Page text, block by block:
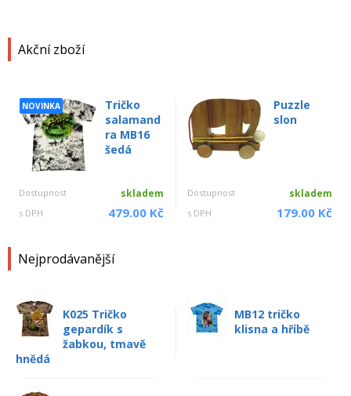
Akční zboží
NOVINKA
Tričko
salamand
ra MB16
šedá
Dostupnost skladem
s DPH 479.00 Kč
Puzzle
slon
Dostupnost skladem
s DPH 179.00 Kč
Nejprodávanější
K025 Tričko
gepardík s
žabkou, tmavě
hnědá
MB12 tričko
klisna a hříbě